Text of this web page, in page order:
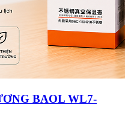
BAOL WL7-